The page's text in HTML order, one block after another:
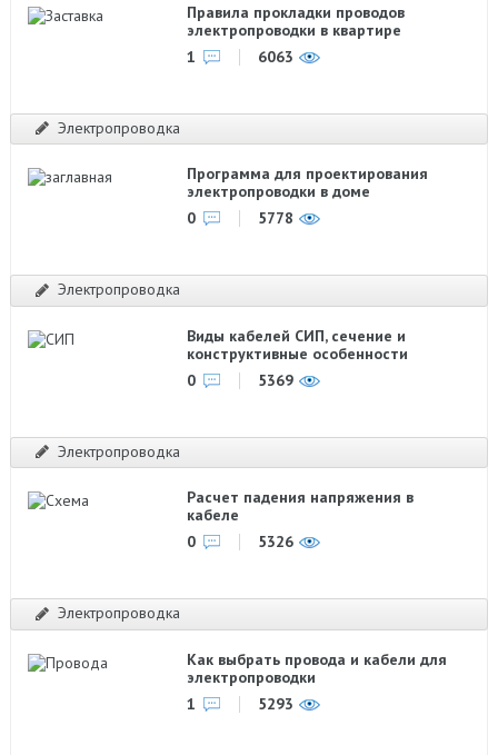
Правила прокладки проводов
электропроводки в квартире
1
6063
Электропроводка
Программа для проектирования
электропроводки в доме
0
5778
Электропроводка
Виды кабелей СИП, сечение и
конструктивные особенности
0
5369
Электропроводка
Расчет падения напряжения в
кабеле
0
5326
Электропроводка
Как выбрать провода и кабели для
электропроводки
1
5293